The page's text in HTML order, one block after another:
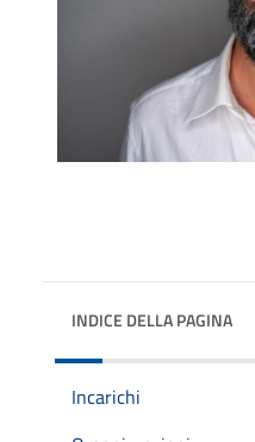
INDICE DELLA PAGINA
Incarichi